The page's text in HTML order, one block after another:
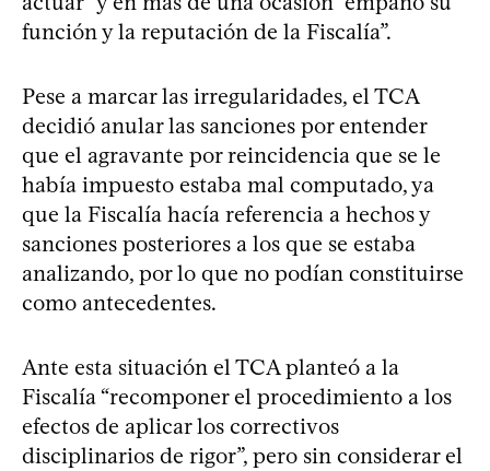
función y la reputación de la Fiscalía”.
Pese a marcar las irregularidades, el TCA
decidió anular las sanciones por entender
que el agravante por reincidencia que se le
había impuesto estaba mal computado, ya
que la Fiscalía hacía referencia a hechos y
sanciones posteriores a los que se estaba
analizando, por lo que no podían constituirse
como antecedentes.
Ante esta situación el TCA planteó a la
Fiscalía “recomponer el procedimiento a los
efectos de aplicar los correctivos
disciplinarios de rigor”, pero sin considerar el